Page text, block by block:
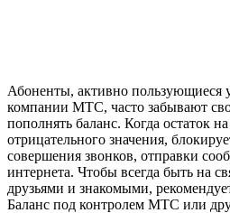
Абоненты, активно пользующиеся
компании МТС, часто забывают
пополнять баланс. Когда остаток
отрицательного значения,
совершения звонков, отправки
интернета. Чтобы всегда быть на
друзьями и знакомыми,
Баланс под контролем МТС или